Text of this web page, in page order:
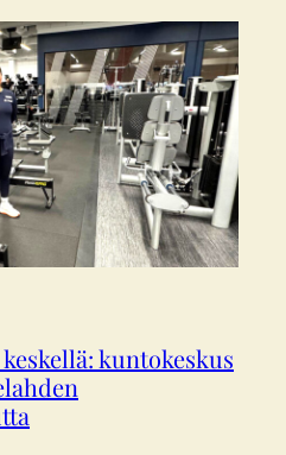
ei kuulu lakisääteisen
mutta on päättänyt
vapaaehtoisesti.
on laadittu mukaillen
Reporting Advisory
Päätös perustuu
kuntokeskus